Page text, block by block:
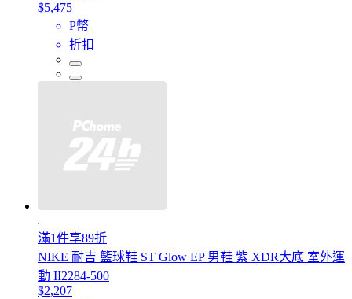
$5,475
P幣
折扣
滿1件享89折
NIKE 耐吉 籃球鞋 ST Glow EP 男鞋 紫 XDR大底 室外運
動 II2284-500
$2,207